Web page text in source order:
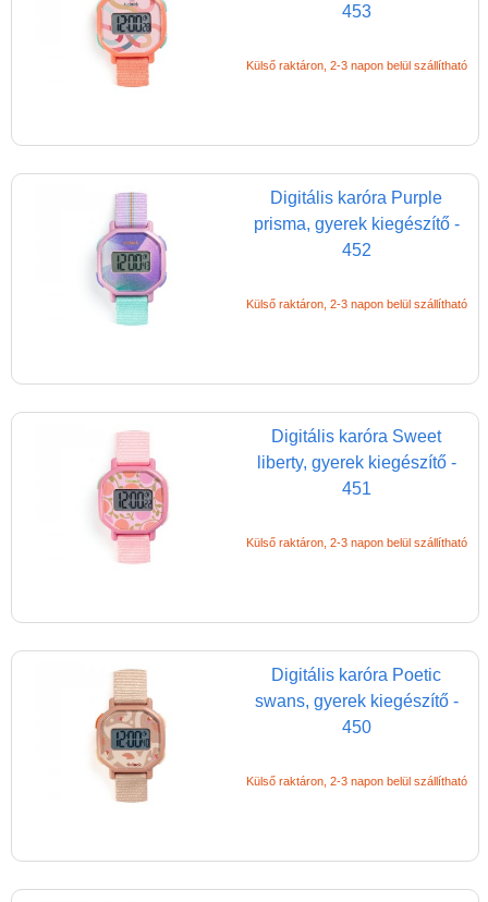
453
Külső raktáron, 2-3 napon belül szállítható
Digitális karóra Purple
prisma, gyerek kiegészítő -
452
Külső raktáron, 2-3 napon belül szállítható
Digitális karóra Sweet
liberty, gyerek kiegészítő -
451
Külső raktáron, 2-3 napon belül szállítható
Digitális karóra Poetic
swans, gyerek kiegészítő -
450
Külső raktáron, 2-3 napon belül szállítható